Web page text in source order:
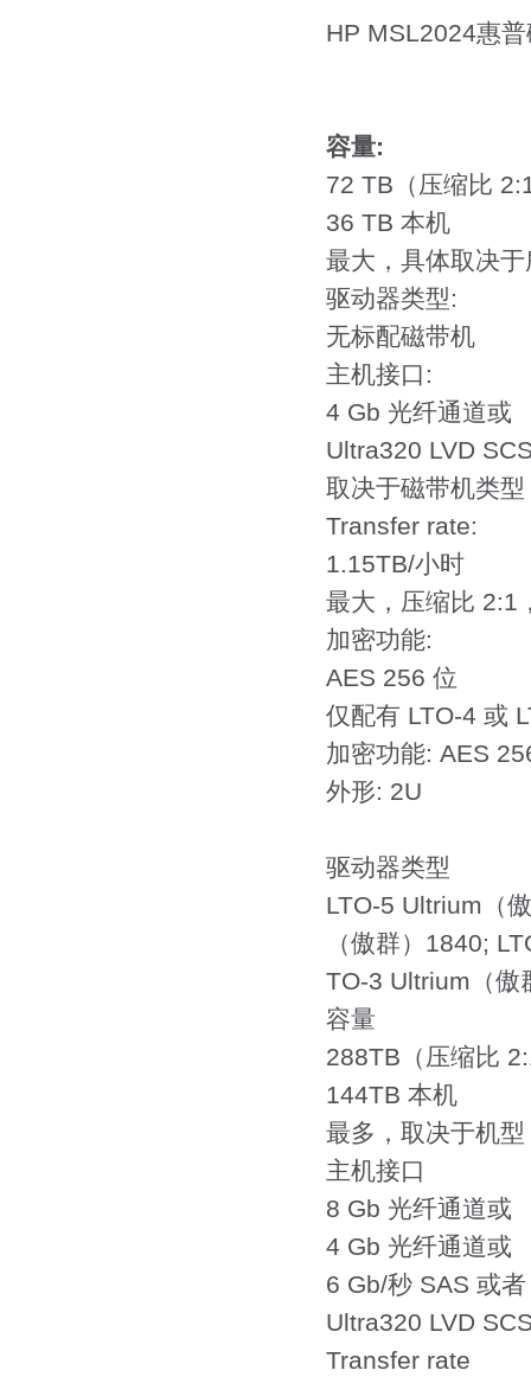
HP MSL2024惠
容量:
72 TB（压缩比
36 TB 本机
最大，具体取决
驱动器类型:
无标配磁带机
主机接口:
4 Gb 光纤通道或
Ultra320 LVD
取决于磁带机类型
Transfer rate:
1.15TB/小时
最大，压缩比 2:1
加密功能:
AES 256 位
仅配有 LTO-4 或
加密功能: AES
外形: 2U
驱动器类型
LTO-5 Ultrium（
（傲群）1840;
TO-3 Ultrium（傲
容量
288TB（压缩比
144TB 本机
最多，取决于机型
主机接口
8 Gb 光纤通道或
4 Gb 光纤通道或
6 Gb/秒 SAS 或
Ultra320 LVD
Transfer rate